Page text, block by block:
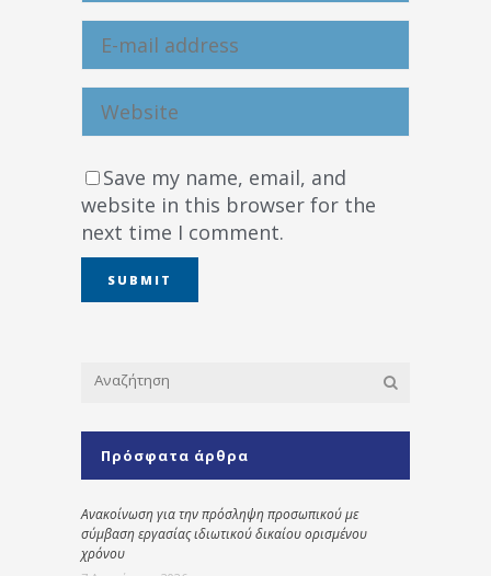
Save my name, email, and
website in this browser for the
next time I comment.
Πρόσφατα άρθρα
Ανακοίνωση για την πρόσληψη προσωπικού με
σύμβαση εργασίας ιδιωτικού δικαίου ορισμένου
χρόνου